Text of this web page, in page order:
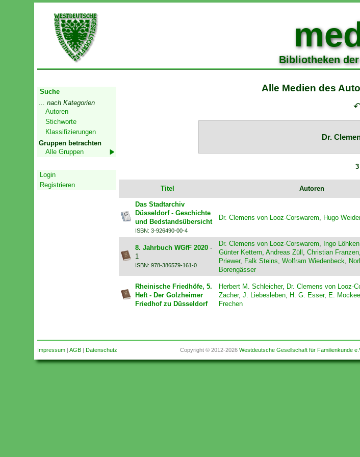
Bibliotheken
Suche
... nach Kategorien
Autoren
Stichworte
Klassifizierungen
Gruppen betrachten
Alle Gruppen
Login
Registrieren
Alle Medien des
Dr.
Titel Autoren
Das Stadtarchiv
Düsseldorf - Geschichte
und Bedstandsübersicht
ISBN: 3-926490-00-4
Dr. Clemens von Looz-Corswarem, Hugo
8. Jahrbuch WGfF 2020-
1
ISBN: 978-386579-161-0
Dr. Clemens von Looz-Corswarem, Ingo Löhken
Günter Kettern, Andreas Züll , Christian Franzen,
Priewer, Falk Steins, Wolfram Wiedenbeck,
Borengässer
Rheinische Friedhöfe, 5.
Heft - Der Golzheimer
Friedhof zu Düsseldorf
Herbert M. Schleicher, Dr. Clemens von Looz-
Zacher, J. Liebesleben, H. G. Esser, E.
Frechen
Impressum| AGB| Datenschutz Copyright © 2012-2026Westdeutsche Gesellschaft für Familienkunde